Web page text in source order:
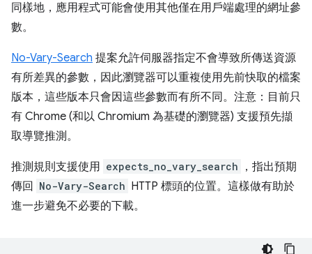
同樣地，應用程式可能會使用其他僅在用戶端處理的網址參
數。
No-Vary-Search 提案允許伺服器指定不會導致所傳送資源
有所差異的參數，因此瀏覽器可以重複使用先前快取的檔案
版本，這些版本只會因這些參數而有所不同。注意：目前只
有 Chrome (和以 Chromium 為基礎的瀏覽器) 支援預先擷
取導覽推測。
推測規則支援使用 expects_no_vary_search
，指出預期
傳回
No-Vary-Search HTTP 標頭的位置。這樣做有助於
進一步避免不必要的下載。